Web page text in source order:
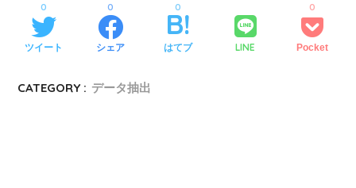
ツイート
0
シェア
0
はてブ
0
LINE Pocket
0
CATEGORY : データ抽出